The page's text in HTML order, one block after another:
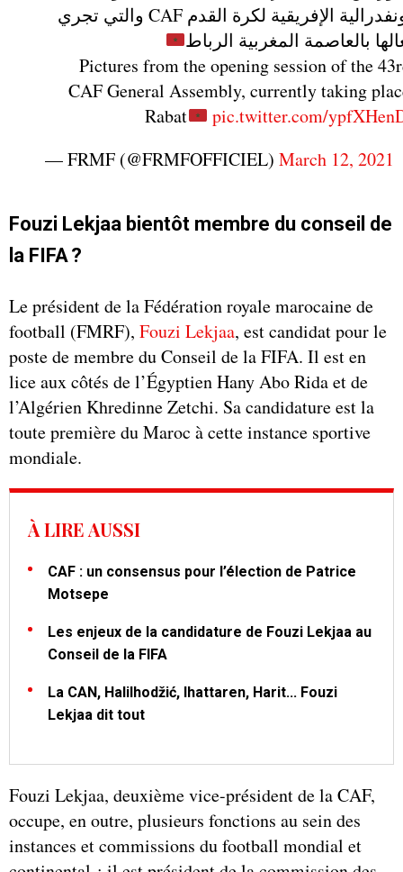
للكونفدرالية الإفريقية لكرة القدم CAF والتي تجري
بالعاصمة المغربية الرباط
Pictures from the opening session of the
CAF General Assembly, currently taking
Rabat
pic.twitter.com/
— FRMF (@FRMFOFFICIEL) March 12, 2021
Fouzi Lekjaa bientôt membre du conseil de
la FIFA ?
Le président de la Fédération royale marocaine de
football (FMRF), Fouzi Lekjaa, est candidat pour le
poste de membre du Conseil de la FIFA. Il est en
lice aux côtés de l’Égyptien Hany Abo Rida et de
l’Algérien Khredinne Zetchi. Sa candidature est la
toute première du Maroc à cette instance sportive
mondiale.
À LIRE AUSSI
CAF : un consensus pour l’élection de Patrice
Motsepe
Les enjeux de la candidature de Fouzi Lekjaa au
Conseil de la FIFA
La CAN, Halilhodžić, Ihattaren, Harit... Fouzi
Lekjaa dit tout
Fouzi Lekjaa, deuxième vice-président de la CAF,
occupe, en outre, plusieurs fonctions au sein des
instances et commissions du football mondial et